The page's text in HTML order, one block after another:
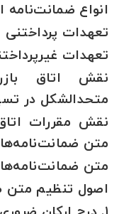
انواع
تعهدات پرداختنی
تعهدات
نقش اتاق
متحدالشکل در
نقش مقررات
متن
متن
اصول تنظیم متن